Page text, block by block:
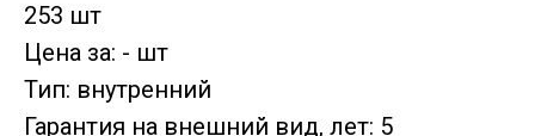
253 шт
Цена за: - шт
Тип: внутренний
Гарантия на внешний вид, лет: 5